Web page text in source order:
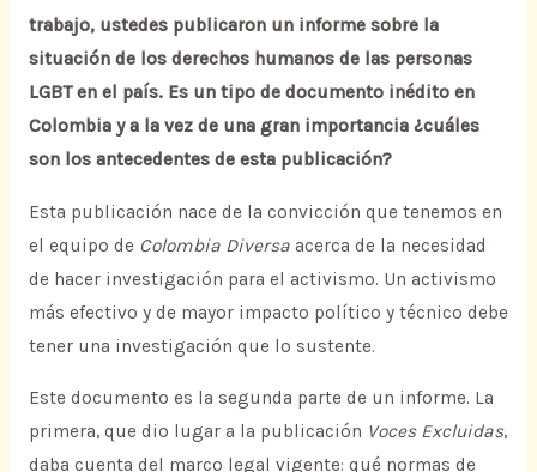
trabajo, ustedes publicaron un informe sobre la
situación de los derechos humanos de las personas
LGBT en el país. Es un tipo de documento inédito en
Colombia y a la vez de una gran importancia ¿cuáles
son los antecedentes de esta publicación?
Esta publicación nace de la convicción que tenemos en
el equipo de Colombia Diversaacerca de la necesidad
de hacer investigación para el activismo. Un activismo
más efectivo y de mayor impacto político y técnico debe
tener una investigación que lo sustente.
Este documento es la segunda parte de un informe. La
primera, que dio lugar a la publicación Voces Excluidas,
daba cuenta del marco legal vigente: qué normas de